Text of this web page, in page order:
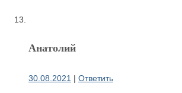
Анатолий
30.08.2021 | Ответить